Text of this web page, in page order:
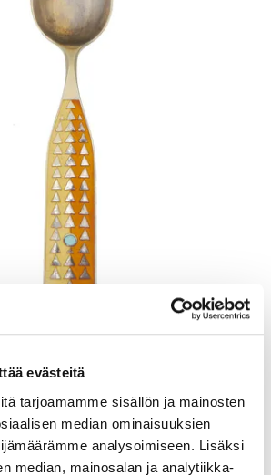
evästeitä
tarjoamamme sisällön ja mainosten
median ominaisuuksien
analysoimiseen. Lisäksi
median, mainosalan ja analytiikka-
165mm, A. Michelsen, Tanska, Julen 1960,